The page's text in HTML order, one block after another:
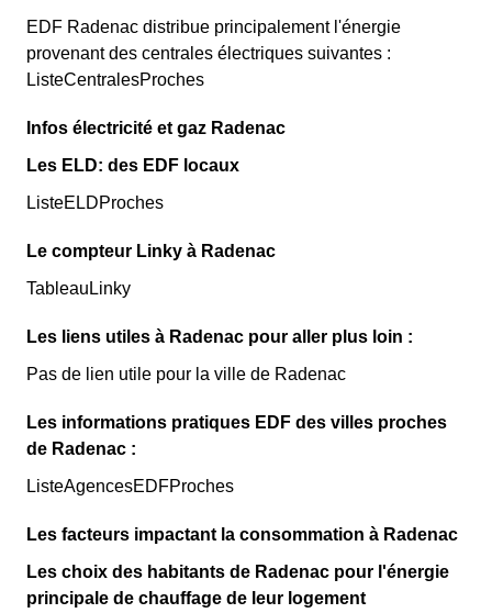
EDF Radenac distribue principalement l'énergie
provenant des centrales électriques suivantes :
ListeCentralesProches
Infos électricité et gaz Radenac
Les ELD: des EDF locaux
ListeELDProches
Le compteur Linky à Radenac
TableauLinky
Les liens utiles à Radenac pour aller plus loin :
Pas de lien utile pour la ville de Radenac
Les informations pratiques EDF des villes proches
de Radenac :
ListeAgencesEDFProches
Les facteurs impactant la consommation à Radenac
Les choix des habitants de Radenac pour l'énergie
principale de chauffage de leur logement